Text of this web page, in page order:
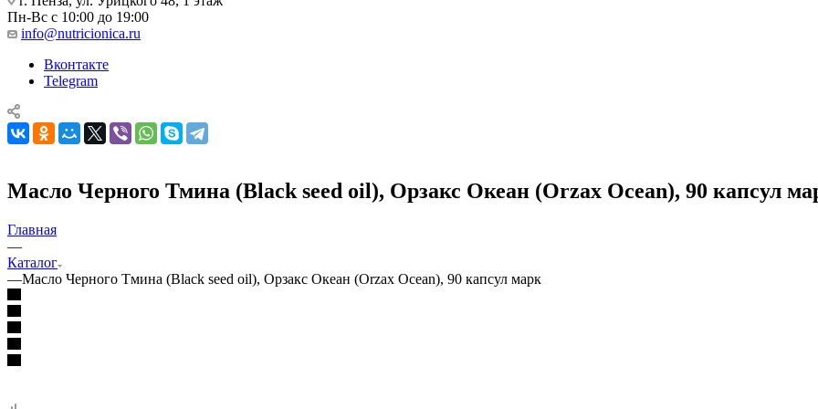
Пн-Вс с 10:00 до 19:00
info@nutricionica.ru
Вконтакте
Telegram
Масло Черного Тмина (Black seed oil), Орзакс Океан (Orzax Ocean), 90 капсул
Главная
—
Каталог
—Масло Черного Тмина (Black seed oil), Орзакс Океан (Orzax Ocean), 90 капсул марк